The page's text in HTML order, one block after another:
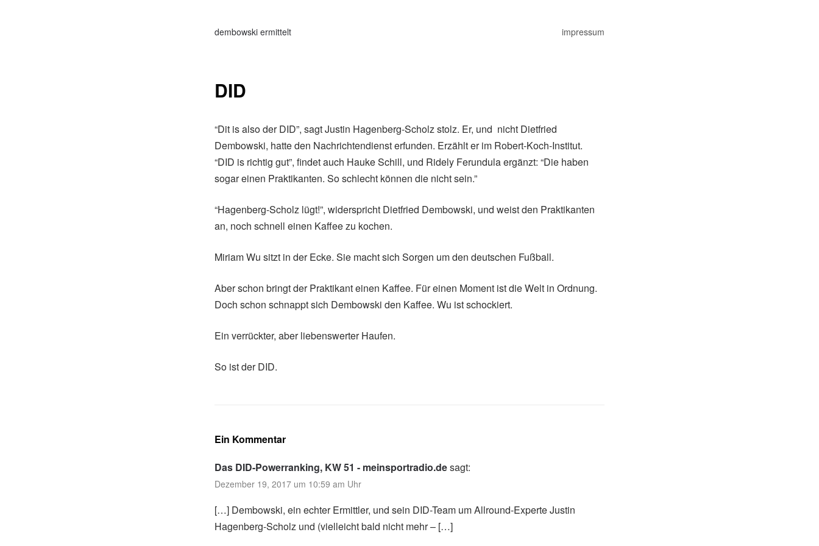
dembowski ermittelt impressum
DID
“Dit is also der DID”, sagt Justin Hagenberg-Scholz stolz. Er, und nicht Dietfried
Dembowski, hatte den Nachrichtendienst erfunden. Erzählt er im Robert-Koch-Institut.
“DID is richtig gut”, findet auch Hauke Schill, und Ridely Ferundula ergänzt: “Die haben
sogar einen Praktikanten. So schlecht können die nicht sein.”
“Hagenberg-Scholz lügt!”, widerspricht Dietfried Dembowski, und weist den Praktikanten
an, noch schnell einen Kaffee zu kochen.
Miriam Wu sitzt in der Ecke. Sie macht sich Sorgen um den deutschen Fußball.
Aber schon bringt der Praktikant einen Kaffee. Für einen Moment ist die Welt in Ordnung.
Doch schon schnappt sich Dembowski den Kaffee. Wu ist schockiert.
Ein verrückter, aber liebenswerter Haufen.
So ist der DID.
Ein Kommentar
Das DID-Powerranking, KW 51 - meinsportradio.desagt:
Dezember 19, 2017 um 10:59 am Uhr
[…] Dembowski, ein echter Ermittler, und sein DID-Team um Allround-Experte Justin
Hagenberg-Scholz und (vielleicht bald nicht mehr – […]